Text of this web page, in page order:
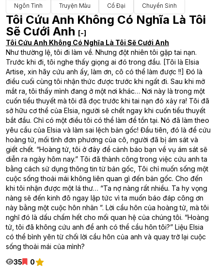
Ngôn Tình Truyện Màu Cổ Đại Chuyển Sinh
Tôi Cứu Anh Không Có Nghĩa Là Tôi
Sẽ Cưới Anh [-]
Tôi Cứu Anh Không Có Nghĩa Là Tôi Sẽ Cưới Anh
Như thường lệ, tôi đi làm về. Nhưng đột nhiên tôi gặp tai nạn.
Trước khi đi, tôi nghe thấy giọng ai đó trong đầu. [Tôi là Elsia
Artise, xin hãy cứu anh ấy, làm ơn, cô có thể làm được !!] Đó là
điều cuối cùng tôi nhận thức được trước khi ngất đi. Sau khi mở
mắt ra, tôi thấy mình đang ở một nơi khác… Nơi này là trong một
cuốn tiểu thuyết mà tôi đã đọc trước khi tai nạn đó xảy ra! Tôi đã
sở hữu cơ thể của Elsia, người sẽ chết ngay khi cuốn tiểu thuyết
bắt đầu. Chỉ có một điều tôi có thể làm để tồn tại. Nó đã làm theo
yêu cầu của Elsia và làm sai lệch bản gốc! Đầu tiên, đó là để cứu
hoàng tử, mối tình đơn phương của cô, người đã bị ám sát và
giết chết. “Hoàng tử, tôi ở đây để cảnh báo bạn về vụ ám sát sẽ
diễn ra ngày hôm nay.” Tôi đã thành công trong việc cứu anh ta
bằng cách sử dụng thông tin từ bản gốc, Tôi chỉ muốn sống một
cuộc sống thoải mái không liên quan gì đến bản gốc. Cho đến
khi tôi nhận được một lá thư… “Ta nợ nàng rất nhiều. Ta hy vọng
nàng sẽ đến kinh đô ngay lập tức vì ta muốn báo đáp công ơn
này bằng một cuộc hôn nhân ”. Lời cầu hôn của hoàng tử, mà tôi
nghĩ đó là dấu chấm hết cho mối quan hệ của chúng tôi. “Hoàng
tử, tôi đã không cứu anh để anh có thể cầu hôn tôi?” Liệu Elsia
có thể bình yên từ chối lời cầu hôn của anh và quay trở lại cuộc
sống thoải mái của mình?
35
0